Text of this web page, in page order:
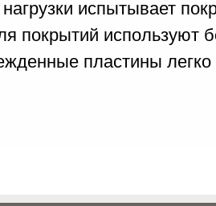
испытывает
покрытий используют
пластины